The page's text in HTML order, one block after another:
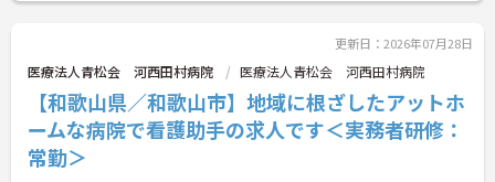
更新日：2026年07月28日
医療法人青松会 河西田村病院 医療法人青松会 河西田村病院
【和歌山県／和歌山市】地域に根ざしたアットホ
ームな病院で看護助手の求人です＜実務者研修：
常勤＞